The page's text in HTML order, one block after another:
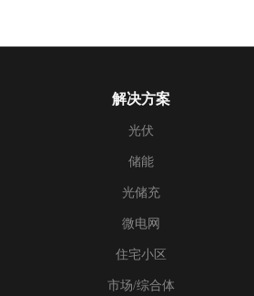
解决方案
光伏
储能
光储充
微电网
住宅小区
市场/综合体